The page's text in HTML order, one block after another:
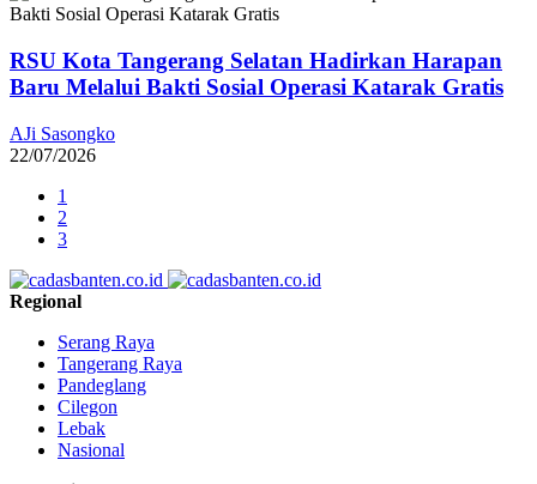
RSU Kota Tangerang Selatan Hadirkan Harapan
Baru Melalui Bakti Sosial Operasi Katarak Gratis
AJi Sasongko
22/07/2026
1
2
3
Regional
Serang Raya
Tangerang Raya
Pandeglang
Cilegon
Lebak
Nasional